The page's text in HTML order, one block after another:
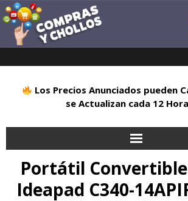
Los Precios Anunciados pueden
se Actualizan cada 12
Inicio
Alimentación
Portátil
Ideapad C340-